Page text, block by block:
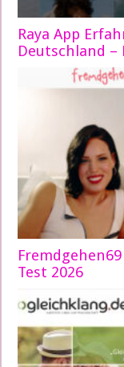
Raya App
Deutschland –
Test 2026